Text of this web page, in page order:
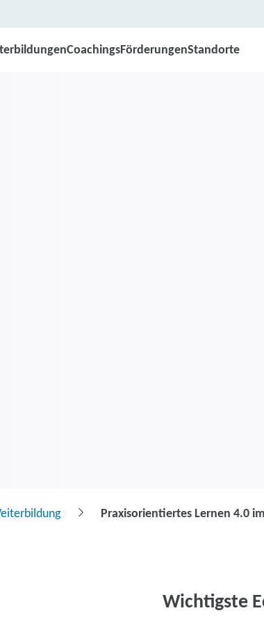
CoachingsFörderungenStandorte
Praxisorientiertes Lernen 4.0
Wichtigste